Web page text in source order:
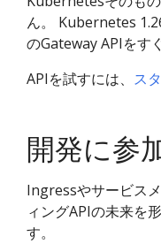
ん。 Kubernetes
のGateway APIをす
APIを試すには、 ス
開発に参
Ingressやサービス
ィングAPIの未来を
す。